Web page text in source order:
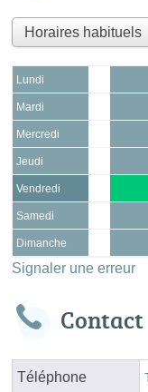
Lundi
Mardi
Mercredi
Jeudi
Vendredi
Samedi
Dimanche
Signaler une erreur
Contact
Téléphone